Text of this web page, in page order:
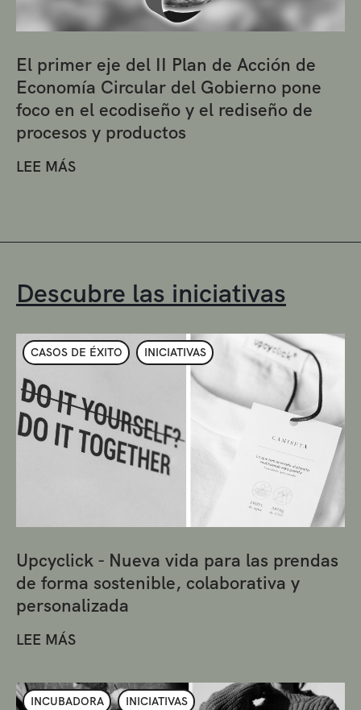
El primer eje del II Plan de Acción de
Economía Circular del Gobierno pone
foco en el ecodiseño y el rediseño de
procesos y productos
LEE MÁS
Descubre las iniciativas
CASOS DE ÉXITO INICIATIVAS
Upcyclick - Nueva vida para las prendas
de forma sostenible, colaborativa y
personalizada
LEE MÁS
INCUBADORA INICIATIVAS